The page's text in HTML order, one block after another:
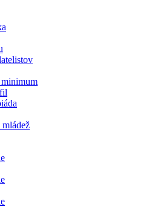
mládež